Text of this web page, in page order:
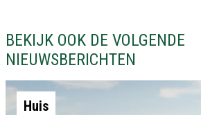
BEKIJK OOK DE VOLGENDE
NIEUWSBERICHTEN
Huis